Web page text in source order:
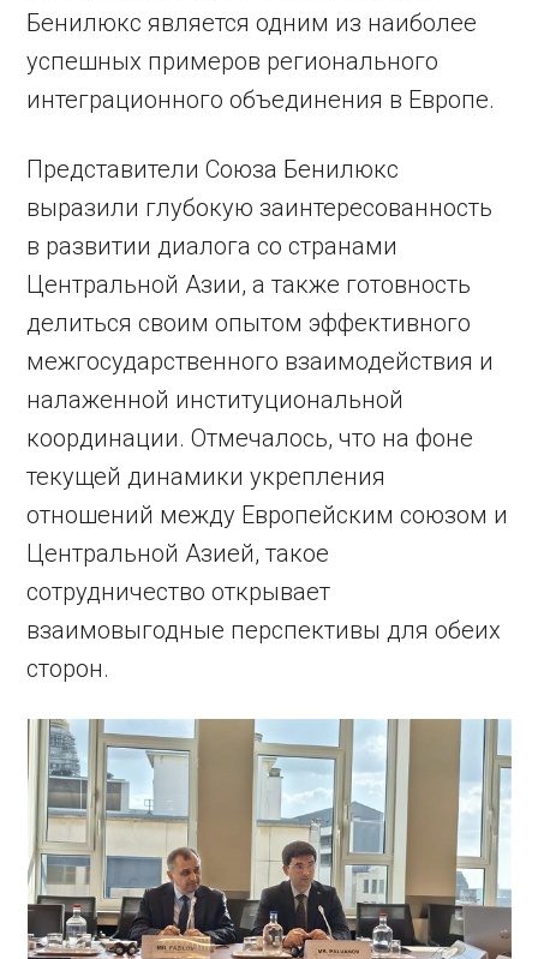
Бенилюкс является одним из наиболее
успешных примеров регионального
интеграционного объединения в Европе.
Представители Союза Бенилюкс
выразили глубокую заинтересованность
в развитии диалога со странами
Центральной Азии, а также готовность
делиться своим опытом эффективного
межгосударственного взаимодействия и
налаженной институциональной
координации. Отмечалось, что на фоне
текущей динамики укрепления
отношений между Европейским союзом и
Центральной Азией, такое
сотрудничество открывает
взаимовыгодные перспективы для обеих
сторон.